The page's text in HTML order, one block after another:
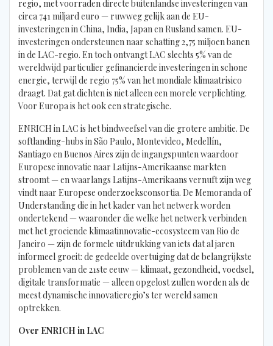
regio, met voorraden directe buitenlandse investeringen van
circa 741 miljard euro — ruwweg gelijk aan de EU-
investeringen in China, India, Japan en Rusland samen. EU-
investeringen ondersteunen naar schatting 2,75 miljoen banen
in de LAC-regio. En toch ontvangt LAC slechts 5% van de
wereldwijd particulier gefinancierde investeringen in schone
energie, terwijl de regio 75% van het mondiale klimaatrisico
draagt. Dat gat dichten is niet alleen een morele verplichting.
Voor Europa is het ook een strategische.
ENRICH in LAC is het bindweefsel van die grotere ambitie. De
softlanding-hubs in São Paulo, Montevideo, Medellín,
Santiago en Buenos Aires zijn de ingangspunten waardoor
Europese innovatie naar Latijns-Amerikaanse markten
stroomt — en waarlangs Latijns-Amerikaans vernuft zijn weg
vindt naar Europese onderzoeksconsortia. De Memoranda of
Understanding die in het kader van het netwerk worden
ondertekend — waaronder die welke het netwerk verbinden
met het groeiende klimaatinnovatie-ecosysteem van Rio de
Janeiro — zijn de formele uitdrukking van iets dat al jaren
informeel groeit: de gedeelde overtuiging dat de belangrijkste
problemen van de 21ste eeuw — klimaat, gezondheid, voedsel,
digitale transformatie — alleen opgelost zullen worden als de
meest dynamische innovatieregio’s ter wereld samen
optrekken.
Over ENRICH in LAC